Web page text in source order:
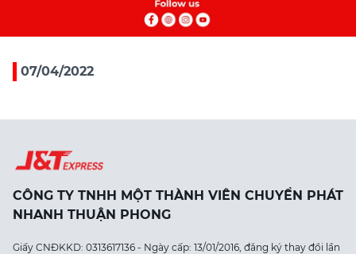
07/04/2022
CÔNG TY TNHH MỘT THÀNH VIÊN CHUYỂN PHÁT
NHANH THUẬN PHONG
Giấy CNĐKKD: 0313617136 - Ngày cấp: 13/01/2016, đăng ký thay đổi lần